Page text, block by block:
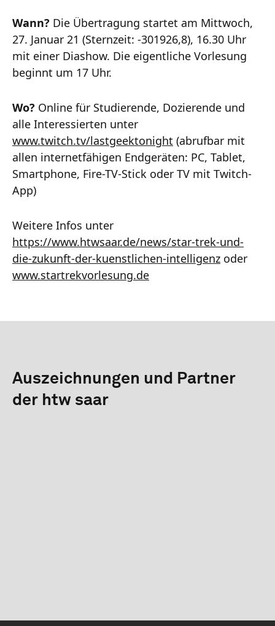
Wann? Die Übertragung startet am Mittwoch,
27. Januar 21 (Sternzeit: -301926,8), 16.30 Uhr
mit einer Diashow. Die eigentliche Vorlesung
beginnt um 17 Uhr.
Wo? Online für Studierende, Dozierende und
alle Interessierten unter
www.twitch.tv/lastgeektonight (abrufbar mit
allen internetfähigen Endgeräten: PC, Tablet,
Smartphone, Fire-TV-Stick oder TV mit Twitch-
App)
Weitere Infos unter
https://www.htwsaar.de/news/star-trek-und-
die-zukunft-der-kuenstlichen-intelligenz oder
www.startrekvorlesung.de
Auszeichnungen und Partner
der htw saar